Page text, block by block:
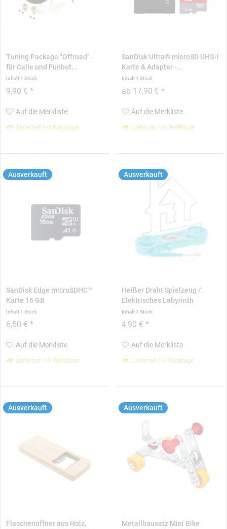
Tuning Package "Offroad" -
für Calle und Funbot...
Inhalt 1 Stück
9,90 € *
Auf die Merkliste
Lieferzeit 1-3 Werktage
SanDisk Ultra® microSD UHS-I
Karte & Adapter -...
Inhalt 1 Stück
ab 17,90 € *
Auf die Merkliste
Lieferzeit 1-3 Werktage
Ausverkauft
SanDisk Edge microSDHC™
Karte 16 GB
Inhalt 1 Stück
6,50 € *
Auf die Merkliste
Lieferzeit 1-3 Werktage
Ausverkauft
Heißer Draht Spielzeug /
Elektrisches Labyrinth
Inhalt 1 Stück
4,90 € *
Auf die Merkliste
Lieferzeit 1-3 Werktage
Ausverkauft
Flaschenöffner aus Holz,
Ausverkauft
Metallbausatz Mini Bike